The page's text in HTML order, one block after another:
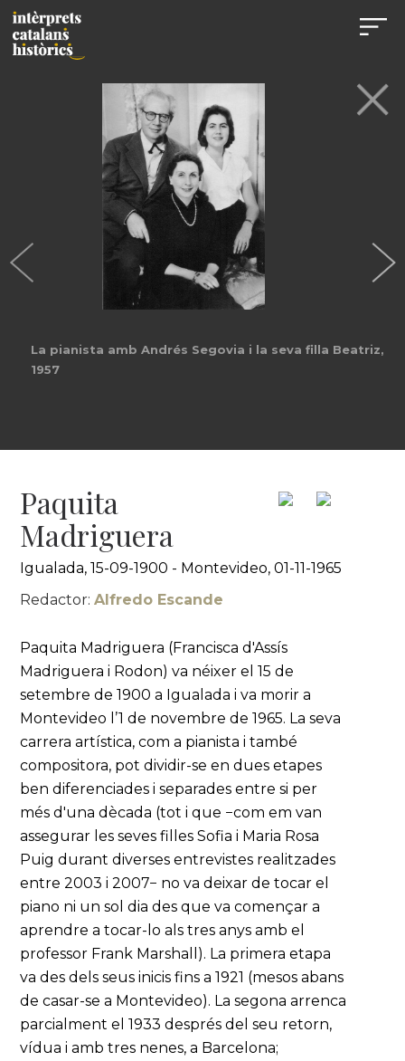
La pianista amb Andrés Segovia i la seva filla Beatriz,
1957
Paquita
Madriguera
Igualada, 15-09-1900 - Montevideo, 01-11-1965
Redactor:Alfredo Escande
Paquita Madriguera (Francisca d'Assís
Madriguera i Rodon) va néixer el 15 de
setembre de 1900 a Igualada i va morir a
Montevideo l’1 de novembre de 1965. La seva
carrera artística, com a pianista i també
compositora, pot dividir-se en dues etapes
ben diferenciades i separades entre si per
més d'una dècada (tot i que −com em van
assegurar les seves filles Sofia i Maria Rosa
Puig durant diverses entrevistes realitzades
entre 2003 i 2007− no va deixar de tocar el
piano ni un sol dia des que va començar a
aprendre a tocar-lo als tres anys amb el
professor Frank Marshall). La primera etapa
va des dels seus inicis fins a 1921 (mesos abans
de casar-se a Montevideo). La segona arrenca
parcialment el 1933 després del seu retorn,
vídua i amb tres nenes, a Barcelona;